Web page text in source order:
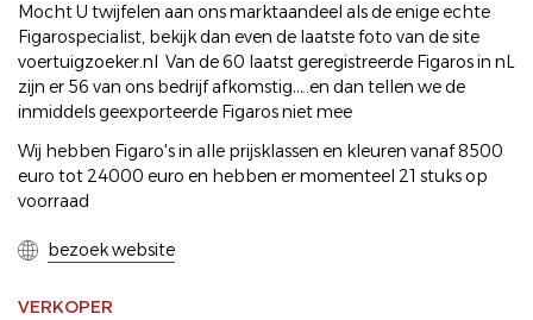
Mocht U twijfelen aan ons marktaandeel als de enige echte
Figarospecialist, bekijk dan even de laatste foto van de site
voertuigzoeker.nl Van de 60 laatst geregistreerde Figaros in nL
zijn er 56 van ons bedrijf afkomstig…..en dan tellen we de
inmiddels geexporteerde Figaros niet mee
Wij hebben Figaro's in alle prijsklassen en kleuren vanaf 8500
euro tot 24000 euro en hebben er momenteel 21 stuks op
voorraad
bezoek website
VERKOPER